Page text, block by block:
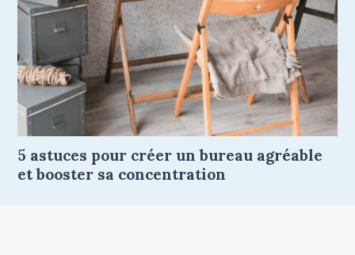
5 astuces pour créer un bureau agréable
et booster sa concentration